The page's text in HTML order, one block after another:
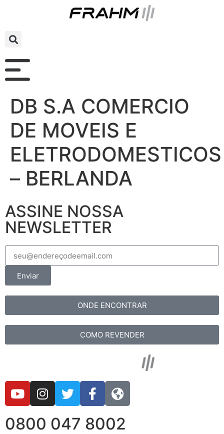
DB S.A COMERCIO
DE MOVEIS E
ELETRODOMESTICOS
– BERLANDA
ASSINE NOSSA
NEWSLETTER
Enviar
ONDE ENCONTRAR
COMO REVENDER
0800 047 8002